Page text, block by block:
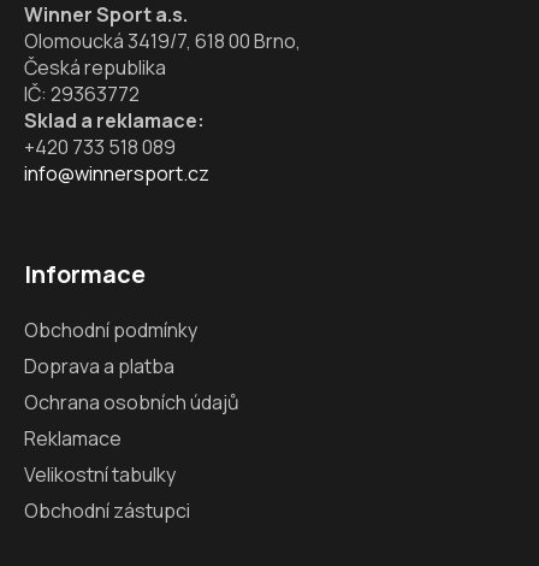
Winner Sport a.s.
Olomoucká 3419/7, 618 00 Brno,
Česká republika
IČ: 29363772
Sklad a reklamace:
+420 733 518 089
info@winnersport.cz
Informace
Obchodní podmínky
Doprava a platba
Ochrana osobních údajů
Reklamace
Velikostní tabulky
Obchodní zástupci